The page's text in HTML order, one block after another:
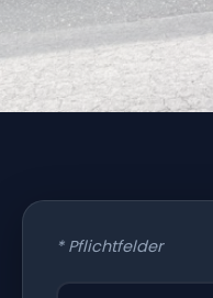
* Pflichtfelder